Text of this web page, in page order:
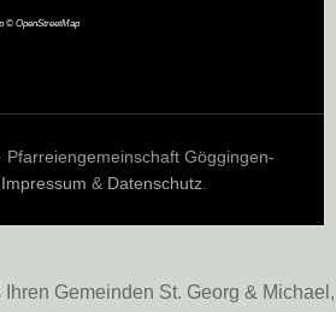
© OpenStreetMap
Pfarreiengemeinschaft Göggingen-
Impressum & Datenschutz.
Gemeinden St. Georg & Michael,